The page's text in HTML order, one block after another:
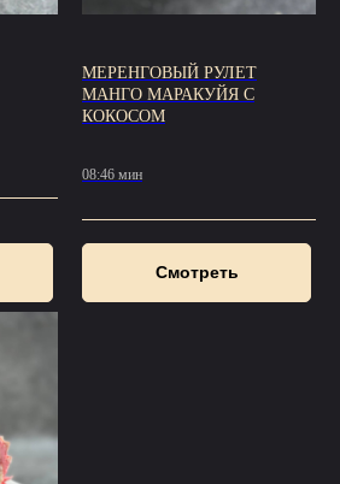
МЕРЕНГОВЫЙ РУЛЕТ
МАНГО МАРАКУЙЯ С
КОКОСОМ
08:46 мин
Смотреть